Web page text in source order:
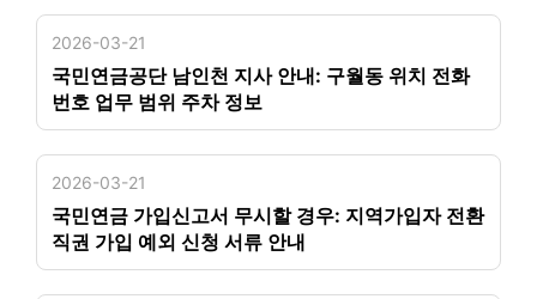
2026-03-21
국민연금공단 남인천 지사 안내: 구월동 위치 전화
번호 업무 범위 주차 정보
2026-03-21
국민연금 가입신고서 무시할 경우: 지역가입자 전환
직권 가입 예외 신청 서류 안내